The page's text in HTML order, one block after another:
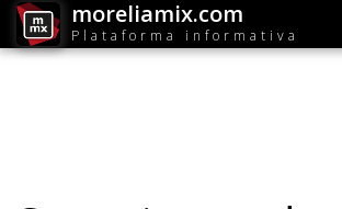
moreliamix.com
Plataforma informativa